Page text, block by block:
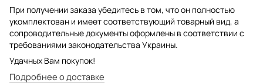
При получении заказа убедитесь в том, что он полностью
укомплектован и имеет соответствующий товарный вид, а
сопроводительные документы оформлены в соответствии с
требованиями законодательства Украины.
Удачных Вам покупок!
Подробнее о доставке